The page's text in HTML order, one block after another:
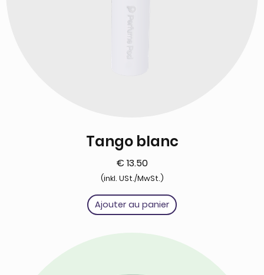
Tango blanc
€ 13.50
(inkl. USt./MwSt.)
Ajouter au panier